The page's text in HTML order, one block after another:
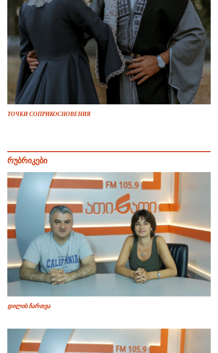
ТОЧКИ СОПРИКОСНОВЕНИЯ
რუბრიკები
დილის ჩართვა